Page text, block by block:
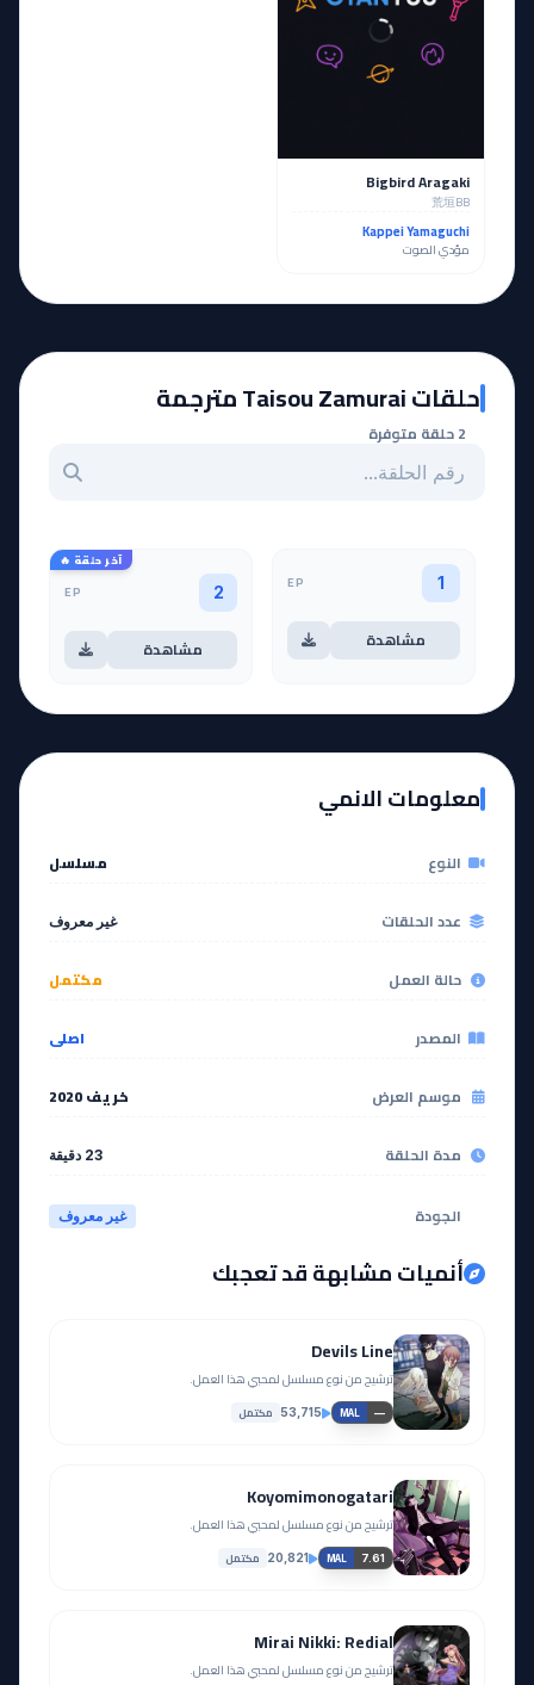
Bigbird Aragaki
荒垣BB
Kappei Yamaguchi
مؤدي الصوت
حلقات Taisou Zamurai مترجمة
2 حلقة متوفرة
بحث عن حلقة بالرقم
1
EP
مشاهدة
آخر حلقة 🔥
2
EP
مشاهدة
معلومات الانمي
النوع مسلسل
عدد الحلقات غير معروف
حالة العمل مكتمل
المصدر اصلي
موسم العرض خريف 2020
مدة الحلقة 23 دقيقة
الجودة غير معروف
أنميات مشابهة قد تعجبك
Devils Line
ترشيح من نوع مسلسل لمحبي هذا العمل.
MAL —
53,715 مكتمل
Koyomimonogatari
ترشيح من نوع مسلسل لمحبي هذا العمل.
MAL 7.61
20,821 مكتمل
Mirai Nikki: Redial
ترشيح من نوع مسلسل لمحبي هذا العمل.